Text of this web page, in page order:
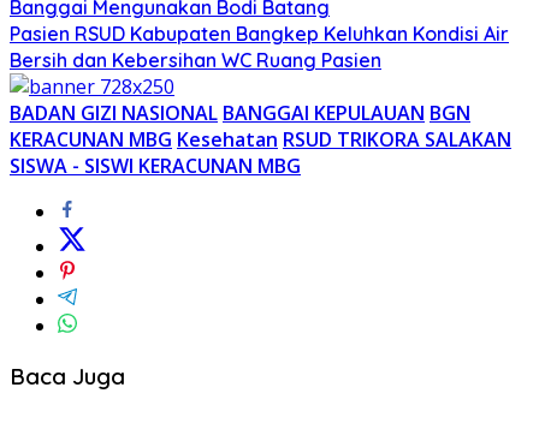
Banggai Mengunakan Bodi Batang
Pasien RSUD Kabupaten Bangkep Keluhkan Kondisi Air
Bersih dan Kebersihan WC Ruang Pasien
BADAN GIZI NASIONAL BANGGAI KEPULAUAN BGN
KERACUNAN MBG Kesehatan RSUD TRIKORA SALAKAN
SISWA - SISWI KERACUNAN MBG
Baca Juga